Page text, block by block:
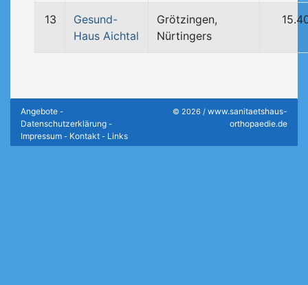
13
Gesund-
Haus Aichtal
Grötzingen,
Nürtingers
Angebote -
Datenschutzerklärung -
Impressum - Kontakt - Links
© 2026 / www.sanitaetshaus-
orthopaedie.de